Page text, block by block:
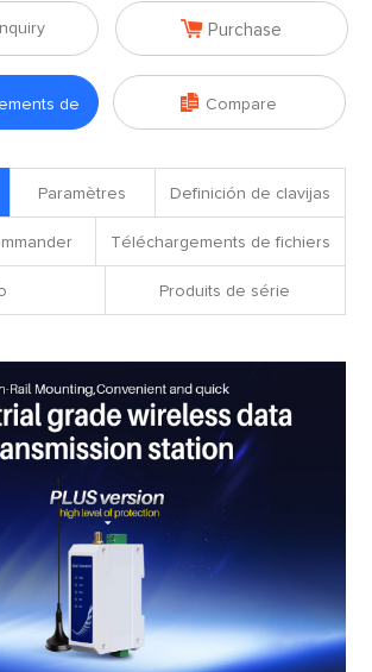
 Purchase
de  Compare
Paramètres Definición de clavijas
Téléchargements de fichiers
Produits de série